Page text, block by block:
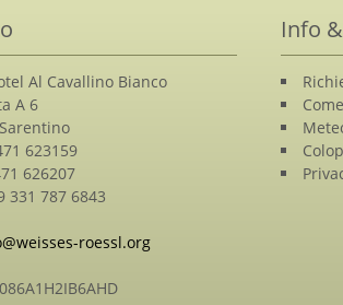
Al Cavallino Bianco
A 6
623159
626207
331 787 6843
roessl.org
Info